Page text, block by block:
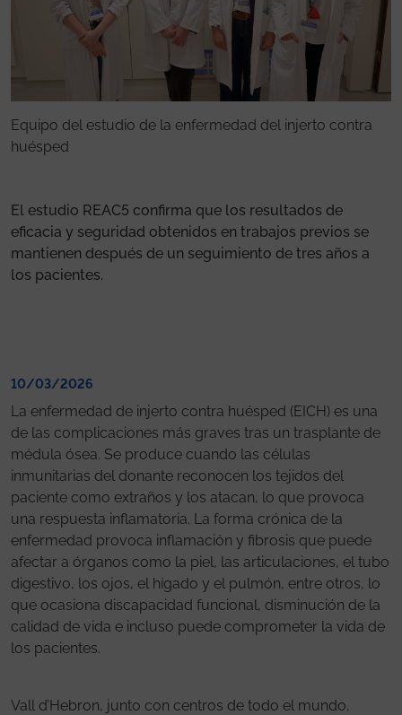
Equipo del estudio de la enfermedad del injerto contra
huésped
El estudio REAC5 confirma que los resultados de
eficacia y seguridad obtenidos en trabajos previos se
mantienen después de un seguimiento de tres años a
los pacientes.
10/03/2026
La enfermedad de injerto contra huésped (EICH) es una
de las complicaciones más graves tras un trasplante de
médula ósea. Se produce cuando las células
inmunitarias del donante reconocen los tejidos del
paciente como extraños y los atacan, lo que provoca
una respuesta inflamatoria. La forma crónica de la
enfermedad provoca inflamación y fibrosis que puede
afectar a órganos como la piel, las articulaciones, el tubo
digestivo, los ojos, el hígado y el pulmón, entre otros, lo
que ocasiona discapacidad funcional, disminución de la
calidad de vida e incluso puede comprometer la vida de
los pacientes.
Vall d’Hebron, junto con centros de todo el mundo,